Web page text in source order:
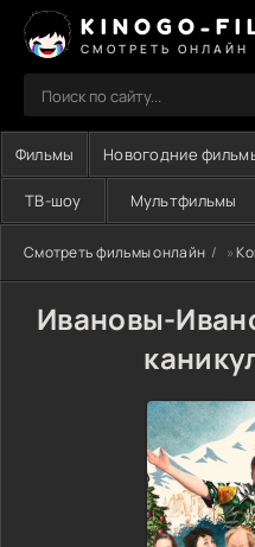
KINOGO-
СМОТРЕТЬ ОНЛАЙН
Фильмы Новогодние
ТВ-шоу Мультфильмы
Смотреть фильмы онлайн »
Ивановы-